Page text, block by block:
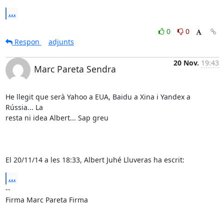
...
0
0
Respon
adjunts
Marc Pareta Sendra
20 Nov. 19:43
He llegit que serà Yahoo a EUA, Baidu a Xina i Yandex a
Rússia... La
resta ni idea Albert... Sap greu
El 20/11/14 a les 18:33, Albert Juhé Lluveras ha escrit:
...
--
Firma Marc Pareta Firma